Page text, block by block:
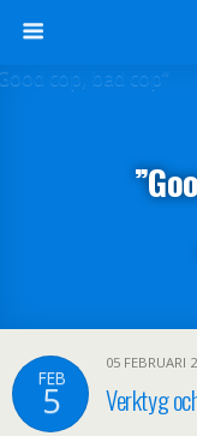
FEB
5
05 FEBRUARI
Verktyg